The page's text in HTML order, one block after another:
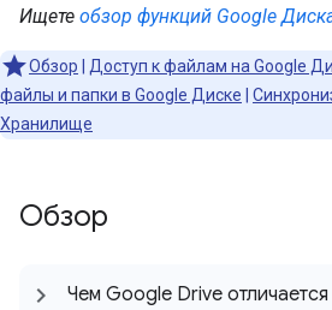
Ищете обзор функций Google
Обзор Доступ к файлам на Google
файлы и папки в Google Диске
Хранилище
Обзор
Чем Google Drive